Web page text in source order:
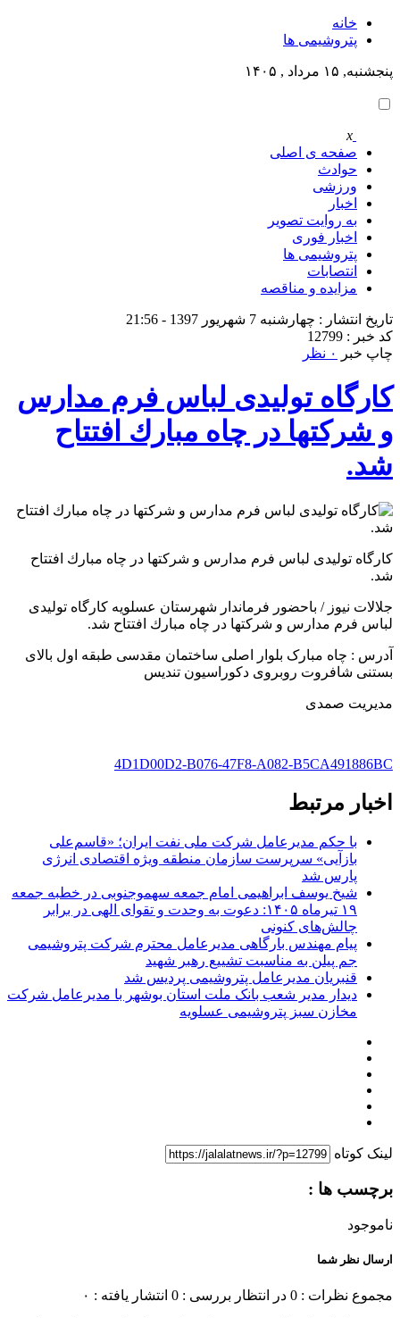
خانه
پتروشيمى ها
پنجشنبه, ۱۵ مرداد , ۱۴۰۵
x
صفحه ی اصلی
حوادث
ورزشی
اخبار
به روایت تصویر
اخبار فوری
پتروشيمى ها
انتصابات
مزایده و مناقصه
تاریخ انتشار : چهارشنبه 7 شهریور 1397 - 21:56
کد خبر : 12799
چاپ خبر
۰ نظر
کارگاه تولیدی لباس فرم مدارس
و شرکتها در چاه مبارك افتتاح
شد.
کارگاه تولیدی لباس فرم مدارس و شرکتها در چاه مبارك افتتاح
شد.
جلالات نيوز / باحضور فرماندار شهرستان عسلويه کارگاه تولیدی
لباس فرم مدارس و شرکتها در چاه مبارك افتتاح شد.
آدرس : چاه مبارک بلوار اصلی ساختمان مقدسی طبقه اول بالای
بستنی شافروت روبروی دکوراسیون تندیس
مدیریت صمدی
4D1D00D2-B076-47F8-A082-B5CA491886BC
اخبار مرتبط
با حکم مدیرعامل شرکت ملی نفت ایران؛ «قاسم‌علی
بازآیی» سرپرست سازمان منطقه ویژه اقتصادی انرژی
پارس شد
شیخ یوسف ابراهیمی امام جمعه سهموجنوبی در خطبه جمعه
۱۹ تیرماه ۱۴۰۵: دعوت به وحدت و تقوای الهی در برابر
چالش‌های کنونی
پیام‌ مهندس بارگاهی مدیرعامل محترم شرکت پتروشیمی
جم پیلن به مناسبت تشییع رهبر شهید
قنبریان مدیرعامل پتروشیمی پردیس شد
دیدار مدیر شعب بانک ملت استان بوشهر با مدیرعامل شرکت
مخازن سبز پتروشیمی عسلویه
لینک کوتاه
برچسب ها :
ناموجود
ارسال نظر شما
مجموع نظرات : 0 در انتظار بررسی : 0 انتشار یافته : ۰